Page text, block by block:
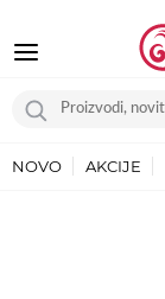
NOVO AKCIJE